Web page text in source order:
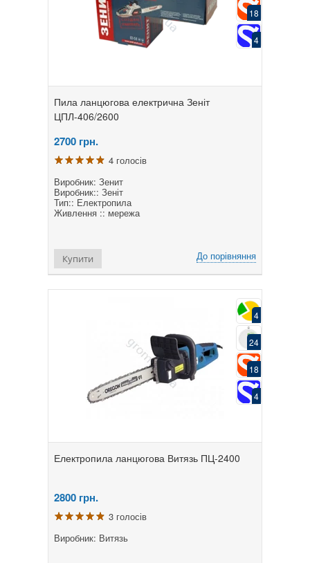
18
4
Пила ланцюгова електрична Зеніт
ЦПЛ-406/2600
2700 грн.
4 голосів
Виробник: Зенит
Виробник:: Зеніт
Тип:: Електропила
Живлення :: мережа
До порівняння
Купити
4
24
18
4
Електропила ланцюгова Витязь ПЦ-2400
2800 грн.
3 голосів
Виробник: Витязь